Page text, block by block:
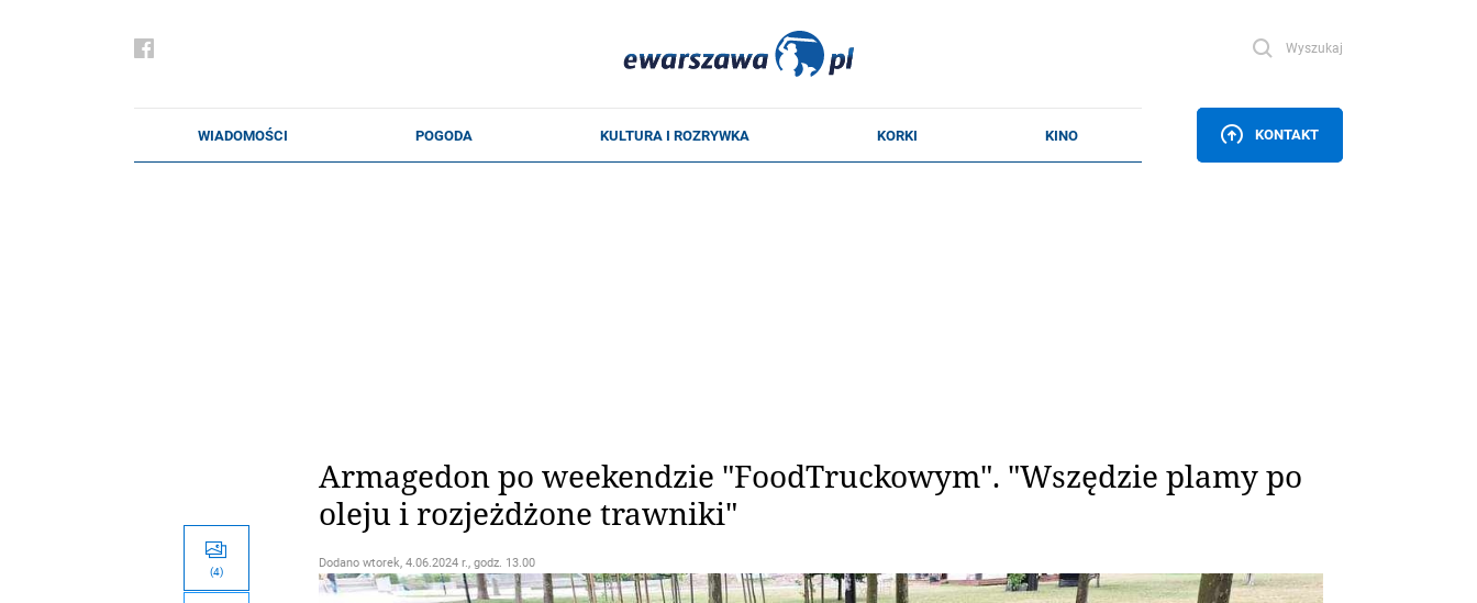
Wyszukaj
KONTAKT
(4)
Armagedon po weekendzie "FoodTruckowym". "Wszędzie plamy po
oleju i rozjeżdżone trawniki"
Dodano wtorek, 4.06.2024 r., godz. 13.00